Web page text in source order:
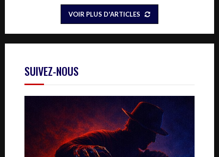
VOIR PLUS D'ARTICLES
SUIVEZ-NOUS